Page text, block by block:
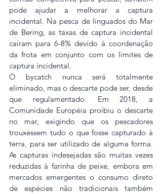
pode ajudar a melhorar a captura
incidental. Na pesca de linguados do Mar
de Bering, as taxas de captura incidental
caíram para 6-8% devido à coordenação
da frota em conjunto com os limites de
captura incidental.
O bycatch nunca será totalmente
eliminado, mas o descarte pode ser, desde
que regulamentado. Em 2018, a
Comunidade Européia proibiu o descarte
no mar, exigindo que os pescadores
trouxessem tudo o que fosse capturado à
terra, para ser utilizado de alguma forma.
As capturas indesejadas são muitas vezes
reduzidas à farinha de peixe, embora em
mercados emergentes o consumo direto
de espécies não tradicionais também